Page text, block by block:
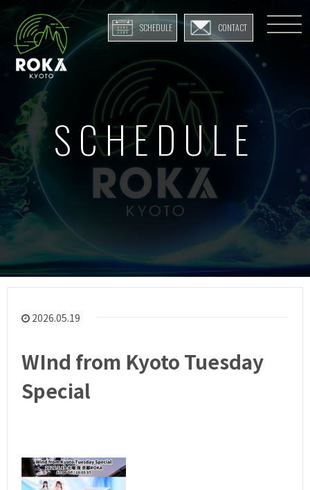
SCHEDULE CONTACT
SCHEDULE
2026.05.19
WInd from Kyoto Tuesday
Special